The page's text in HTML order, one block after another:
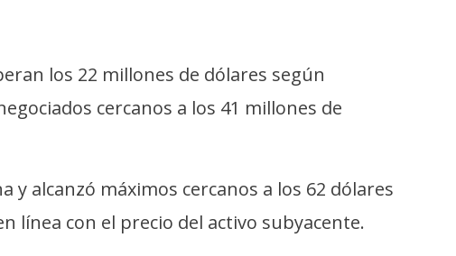
los 22 millones de dólares según
cercanos a los 41 millones de
alcanzó máximos cercanos a los 62 dólares
línea con el precio del activo subyacente.